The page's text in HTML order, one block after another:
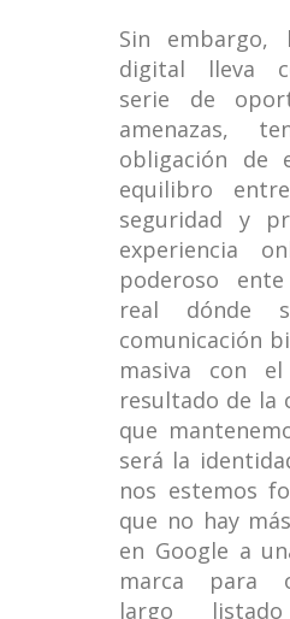
Sin embargo,
digital lleva
serie de
amenazas,
obligación de
equilibro
seguridad y
experiencia
poderoso
real dónde
comunicación
masiva con
resultado de la
que
será la
nos estemos
que no hay
en Google a
marca para
largo